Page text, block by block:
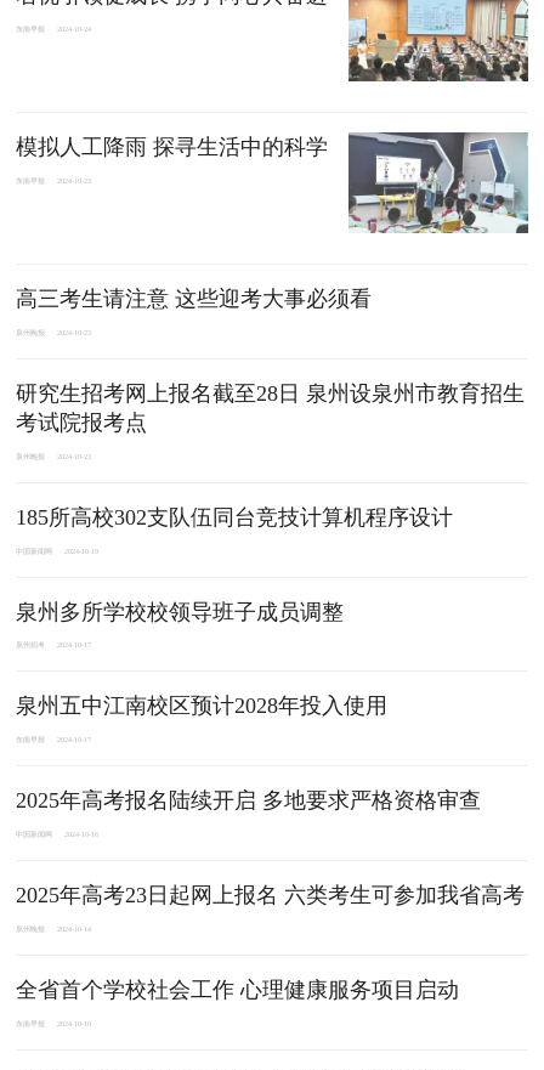
东南早报 2024-10-24
模拟人工降雨 探寻生活中的科学
东南早报 2024-10-23
高三考生请注意 这些迎考大事必须看
泉州晚报 2024-10-23
研究生招考网上报名截至28日 泉州设泉州市教育招生
考试院报考点
泉州晚报 2024-10-23
185所高校302支队伍同台竞技计算机程序设计
中国新闻网 2024-10-19
泉州多所学校校领导班子成员调整
泉州招考 2024-10-17
泉州五中江南校区预计2028年投入使用
东南早报 2024-10-17
2025年高考报名陆续开启 多地要求严格资格审查
中国新闻网 2024-10-16
2025年高考23日起网上报名 六类考生可参加我省高考
泉州晚报 2024-10-14
全省首个学校社会工作 心理健康服务项目启动
东南早报 2024-10-10